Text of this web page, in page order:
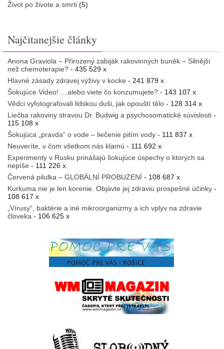
Život po živote a smrti (5)
Najčitanejšie články
Anona Graviola – Přirozený zabiják rakovinných buněk – Silnější
než chemoterapie? - 435 529 x
Hlavné zásady zdravej výživy v kocke - 241 879 x
Šokujúce Video! …alebo viete čo konzumujete? - 143 107 x
Vědci vyfotografovali lidskou duši, jak opouští tělo - 128 314 x
Liečba rakoviny stravou Dr. Budwig a psychosomatické súvislosti -
115 108 x
Šokujúca „pravda“ o vode – liečenie pitím vody - 111 837 x
Neuveríte, v čom všetkom nás klamú - 111 692 x
Experimenty v Rusku prinášajú šokujúce úspechy o ktorých sa
nepíše - 111 226 x
Červená pilulka – GLOBÁLNÍ PROBUZENÍ - 108 687 x
Kurkuma nie je len korenie. Objavte jej zdraviu prospešné účinky -
108 617 x
„Vírusy“, baktérie a iné mikroorganizmy a ich vplyv na zdravie
človeka - 106 625 x